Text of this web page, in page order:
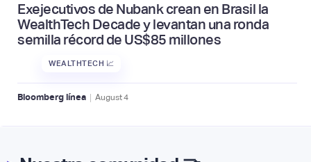
Exejecutivos de Nubank crean en Brasil la
WealthTech Decade y levantan una ronda
semilla récord de US$85 millones
WEALTHTECH 📈
Bloomberg línea | August4